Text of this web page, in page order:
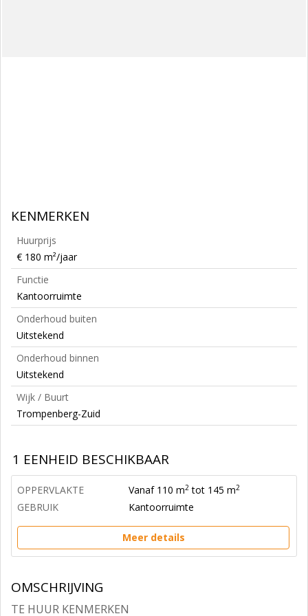
KENMERKEN
Huurprijs
€ 180 m²/jaar
Functie
Kantoorruimte
Onderhoud buiten
Uitstekend
Onderhoud binnen
Uitstekend
Wijk / Buurt
Trompenberg-Zuid
1 EENHEID BESCHIKBAAR
OPPERVLAKTE Vanaf 110 m2 tot 145 m2
GEBRUIK Kantoorruimte
Meer details
OMSCHRIJVING
TE HUUR KENMERKEN